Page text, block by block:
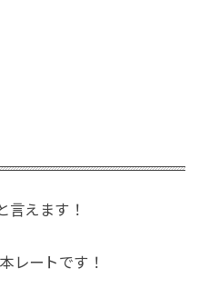
言えます！
レートです！